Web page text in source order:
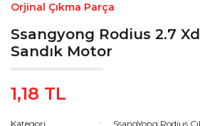
Orjinal Çıkma Parça
Ssangyong Rodius 2.7
Sandık Motor
1,18 TL
Kategori
SsangYong Rodius